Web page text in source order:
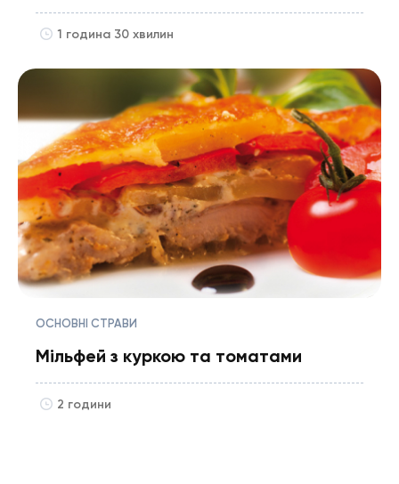
1 година 30 хвилин
ОСНОВНІ СТРАВИ
Мільфей з куркою та томатами
2 години